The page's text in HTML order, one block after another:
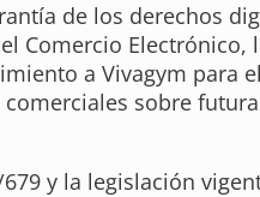
de los derechos
Comercio
a Vivagym para
sobre
y la legislación